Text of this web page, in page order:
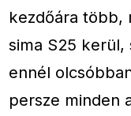
kezdőára több,
sima S25
ennél
persze minden